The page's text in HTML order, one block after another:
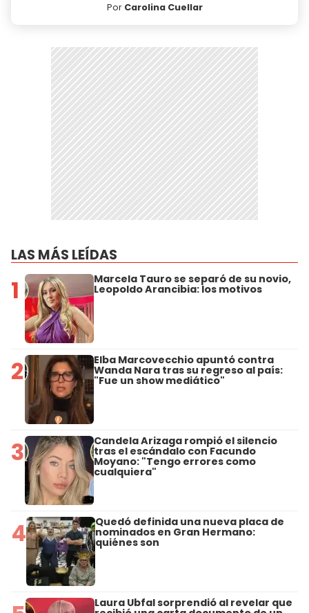
Por Carolina Cuellar
LAS MÁS LEÍDAS
1 Marcela Tauro se separó de su novio,
Leopoldo Arancibia: los motivos
2 Elba Marcovecchio apuntó contra
Wanda Nara tras su regreso al país:
"Fue un show mediático"
3 Candela Arizaga rompió el silencio
tras el escándalo con Facundo
Moyano: "Tengo errores como
cualquiera"
4 Quedó definida una nueva placa de
nominados en Gran Hermano:
quiénes son
Laura Ubfal sorprendió al revelar que